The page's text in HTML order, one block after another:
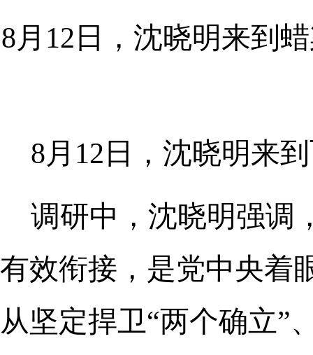
8月12日，沈晓明来到
8月12日，沈晓明来
调研中，沈晓明强调
有效衔接，是党中央着
从坚定捍卫“两个确立”